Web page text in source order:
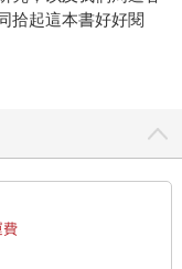
拾起這本書好好閱
費